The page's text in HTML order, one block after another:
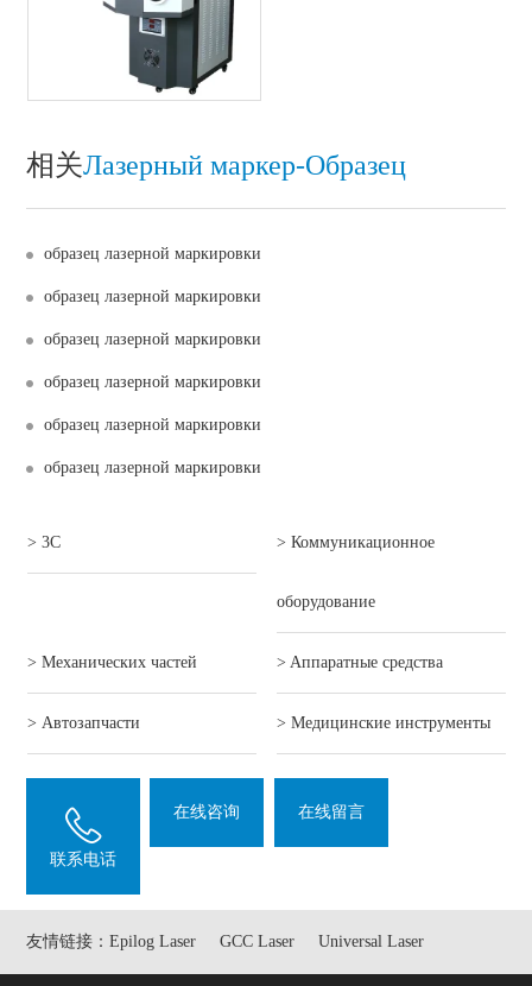
相关Лазерный маркер-Oбразец
образец лазерной маркировки
образец лазерной маркировки
образец лазерной маркировки
образец лазерной маркировки
образец лазерной маркировки
образец лазерной маркировки
> 3C > Коммуникационное
оборудование
> Механических частей > Aппаратные средства
> Автозапчасти > Mедицинские инструменты
联系电话
在线咨询 在线留言
友情链接：Epilog Laser GCC Laser Universal Laser